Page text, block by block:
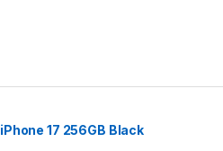
iPhone 17 256GB Black